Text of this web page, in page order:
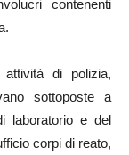
contenenti
di polizia,
sottoposte a
laboratorio e del
corpi di reato,